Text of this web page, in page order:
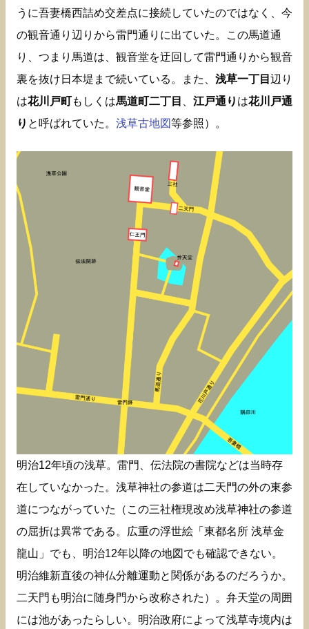
うに吾妻橋西詰め交差点に接続していたのではなく、今
の観音通り辺りから雷門通りに出ていた。この馬道通
り、つまり馬道は、観音堂を迂回して雷門通りから観音
裏を抜け日本堤まで続いている。また、 浅草一丁目 辺り
は花川戸町もしくは馬道町二丁目 江戸通り は花川戸通
り と呼ばれていた。 浅草古地図等参照）。
明治12年頃の浅草。雷門、伝法院の書院などは当時存
在していなかった。浅草神社の参道は二天門の外の東参
道につながっていた（この三社権現改め浅草神社の参道
の屈折は異常である。広重の浮世絵「東都名所 浅草金
龍山」でも、明治12年以降の地図でも確認できない。
明治維新直後の神仏分離運動と関係があるのだろうか。
二天門も明治に随身門から改称された）。弁天堂の周囲
には池があったらしい。明治政府によって浅草寺境内は